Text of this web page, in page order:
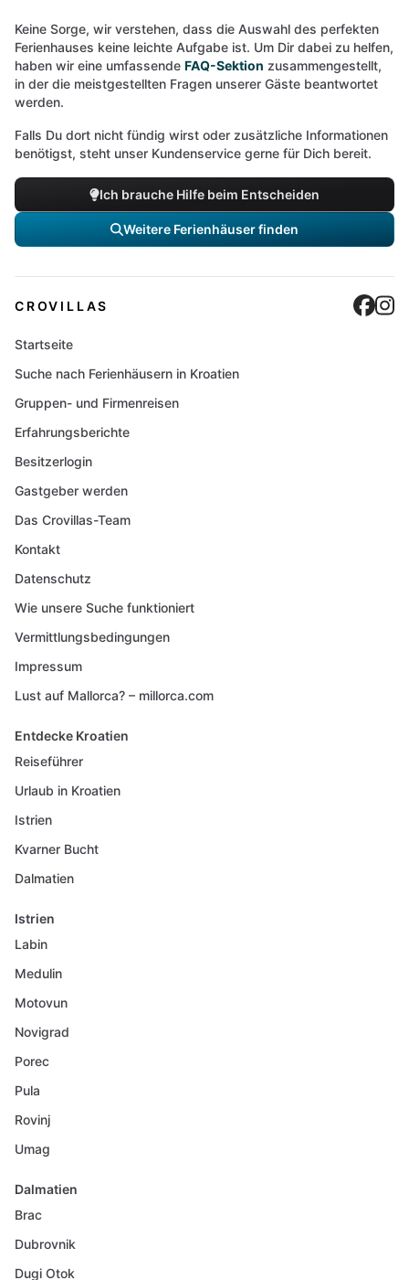
Keine Sorge, wir verstehen, dass die Auswahl des perfekten
Ferienhauses keine leichte Aufgabe ist. Um Dir dabei zu helfen,
haben wir eine umfassende FAQ-Sektion zusammengestellt,
in der die meistgestellten Fragen unserer Gäste beantwortet
werden.
Falls Du dort nicht fündig wirst oder zusätzliche Informationen
benötigst, steht unser Kundenservice gerne für Dich bereit.
Ich brauche Hilfe beim Entscheiden
Weitere Ferienhäuser finden
CROVILLAS
Startseite
Suche nach Ferienhäusern in Kroatien
Gruppen- und Firmenreisen
Erfahrungsberichte
Besitzerlogin
Gastgeber werden
Das Crovillas-Team
Kontakt
Datenschutz
Wie unsere Suche funktioniert
Vermittlungsbedingungen
Impressum
Lust auf Mallorca? – millorca.com
Entdecke Kroatien
Reiseführer
Urlaub in Kroatien
Istrien
Kvarner Bucht
Dalmatien
Istrien
Labin
Medulin
Motovun
Novigrad
Porec
Pula
Rovinj
Umag
Dalmatien
Brac
Dubrovnik
Dugi Otok